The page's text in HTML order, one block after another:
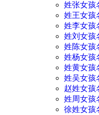
姓张女孩
姓王女孩
姓李女孩
姓刘女孩
姓陈女孩
姓杨女孩
姓黄女孩
姓吴女孩
赵姓女孩
姓周女孩
徐姓女孩